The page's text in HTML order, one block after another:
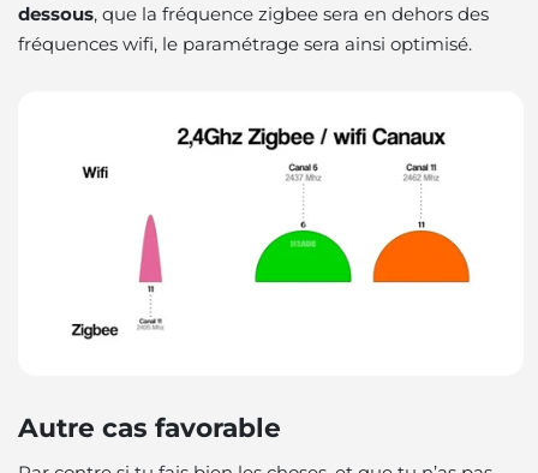
dessous, que la fréquence zigbee sera en dehors des
fréquences wifi, le paramétrage sera ainsi optimisé.
Autre cas favorable